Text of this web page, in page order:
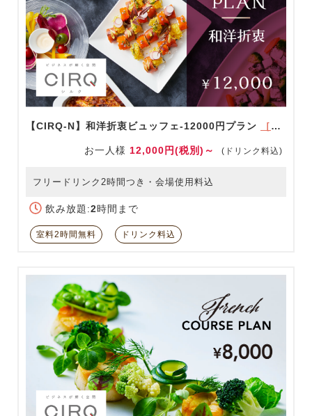
【CIRQ-N】和洋折衷ビュッフェ-12000円プラン ［ドリンク充実！］
お一人様 12,000円(税別)～ (ドリンク料込)
フリードリンク2時間つき・会場使用料込
飲み放題:2時間まで
室料2時間無料 ドリンク料込